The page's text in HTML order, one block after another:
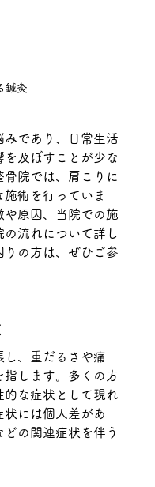
鍼灸
みであり、日常生活
及ぼすことが少な
骨院では、肩こりに
術を行っていま
や原因、当院での施
流れについて詳し
りの方は、ぜひご参
し、重だるさや痛
指します。多くの方
的な症状として現れ
状には個人差があ
の関連症状を伴う